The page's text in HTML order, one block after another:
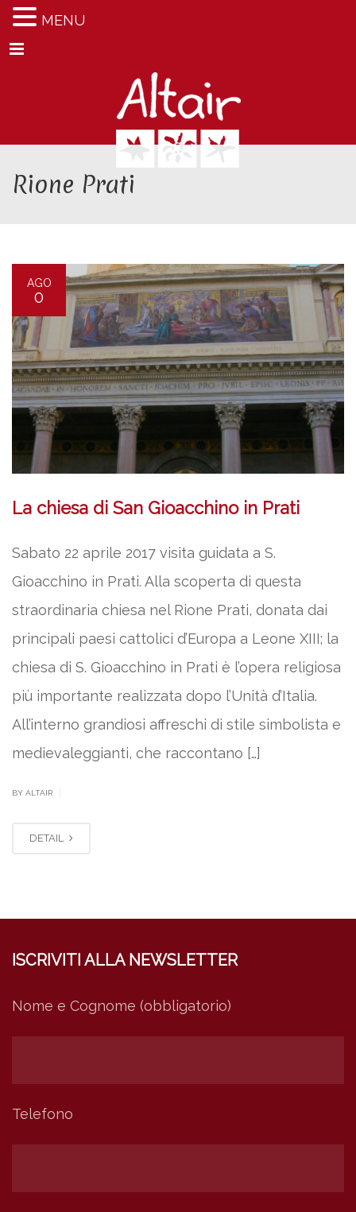
Menu
Rione Prati
AGO
0
La chiesa di San Gioacchino in Prati
Sabato 22 aprile 2017 visita guidata a S.
Gioacchino in Prati. Alla scoperta di questa
straordinaria chiesa nel Rione Prati, donata dai
principali paesi cattolici d’Europa a Leone XIII; la
chiesa di S. Gioacchino in Prati è l’opera religiosa
più importante realizzata dopo l’Unità d’Italia.
All’interno grandiosi affreschi di stile simbolista e
medievaleggianti, che raccontano […]
BY ALTAIR
DETAIL
ISCRIVITI ALLA NEWSLETTER
Nome e Cognome (obbligatorio)
Telefono
MENU